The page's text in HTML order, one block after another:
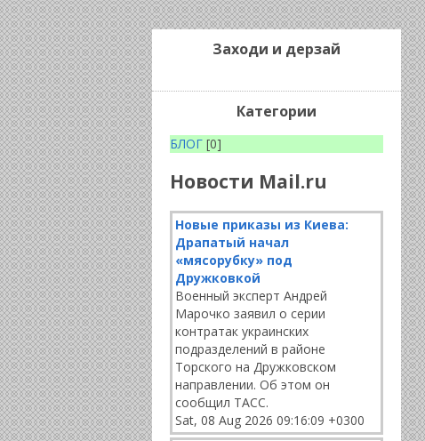
Заходи и дерзай
Категории
БЛОГ [0]
Новости Mail.ru
Новые приказы из Киева:
Драпатый начал
«мясорубку» под
Дружковкой
Военный эксперт Андрей
Марочко заявил о серии
контратак украинских
подразделений в районе
Торского на Дружковском
направлении. Об этом он
сообщил ТАСС.
Sat, 08 Aug 2026 09:16:09 +0300